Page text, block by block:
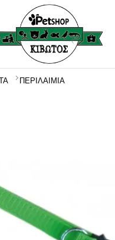
ΠΕΡΙΛΑΙΜΙΑ